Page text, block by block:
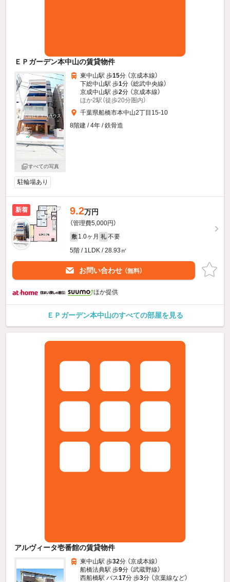
ＥＰガーデン本中山の賃貸物件
すべての写真
東中山駅 歩15分 （京成本線）
下総中山駅 歩1分 （総武中央線）
京成中山駅 歩2分 （京成本線）
ほか2駅（徒歩20分圏内）
千葉県船橋市本中山2丁目15-10
8階建 / 4年 / 鉄骨造
駐輪場あり
新着 9.2万円
（管理費5,000円）
敷 1.0ヶ月 礼 不要
5階 / 1LDK / 28.93㎡
お問い合わせ （無料）
ほか提供
ＥＰガーデン本中山のすべての部屋を見る
アルヴィータ壱番館の賃貸物件
東中山駅 歩32分 （京成本線）
船橋法典駅 歩9分 （武蔵野線）
西船橋駅 バス17分 歩3分 （京葉線など）